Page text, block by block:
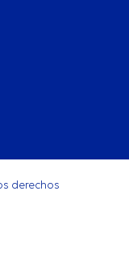
derechos